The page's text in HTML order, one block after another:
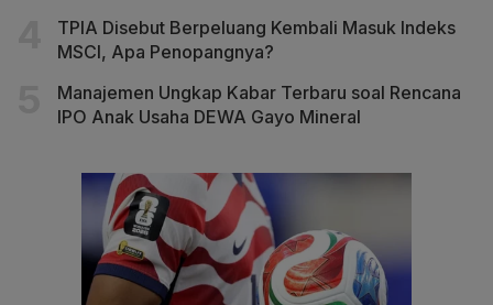
TPIA Disebut Berpeluang Kembali Masuk Indeks
MSCI, Apa Penopangnya?
Manajemen Ungkap Kabar Terbaru soal Rencana
IPO Anak Usaha DEWA Gayo Mineral